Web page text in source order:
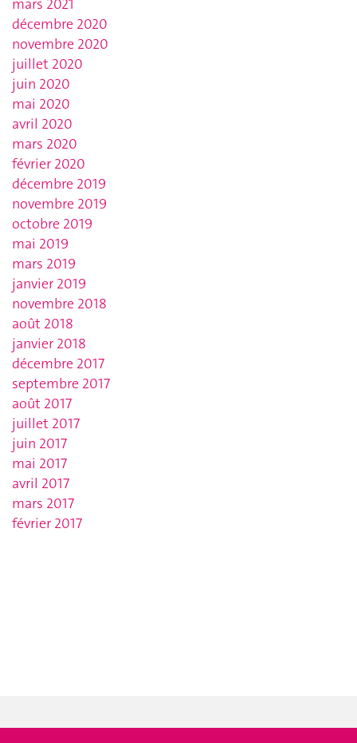
mars 2021
décembre 2020
novembre 2020
juillet 2020
juin 2020
mai 2020
avril 2020
mars 2020
février 2020
décembre 2019
novembre 2019
octobre 2019
mai 2019
mars 2019
janvier 2019
novembre 2018
août 2018
janvier 2018
décembre 2017
septembre 2017
août 2017
juillet 2017
juin 2017
mai 2017
avril 2017
mars 2017
février 2017